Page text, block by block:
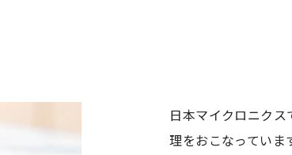
日本マイクロニク
理をおこなっていま